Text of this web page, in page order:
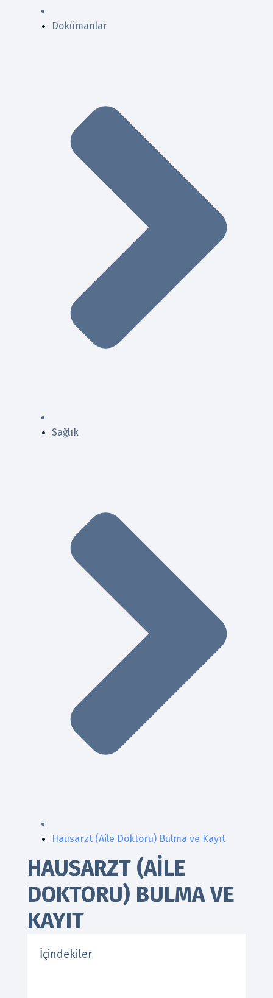
Dokümanlar
Sağlık
Hausarzt (Aile Doktoru) Bulma ve Kayıt
HAUSARZT (AILE
DOKTORU) BULMA VE
KAYIT
İçindekiler